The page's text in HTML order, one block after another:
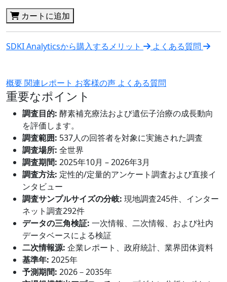
カートに追加
SDKI Analyticsから購入するメリット よくある質問
概要関連レポート お客様の声 よくある質問
重要なポイント
調査目的: 酵素補充療法および遺伝子治療の成長動向
を評価します。
調査範囲: 537人の回答者を対象に実施された調査
調査場所: 全世界
調査期間: 2025年10月 – 2026年3月
調査方法: 定性的/定量的アンケート調査および直接イ
ンタビュー
調査サンプルサイズの分岐: 現地調査245件、インター
ネット調査292件
データの三角検証: 一次情報、二次情報、および社内
データベースによる検証
二次情報源: 企業レポート、政府統計、業界団体資料
基準年: 2025年
予測期間: 2026－2035年